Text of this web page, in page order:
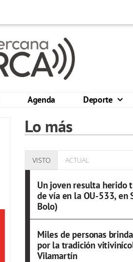
Agenda Deporte
Lo más
VISTO ACTUAL
Un joven resulta herido
de vía en la OU-533, en
Bolo)
Miles de personas
por la tradición
Vilamartín